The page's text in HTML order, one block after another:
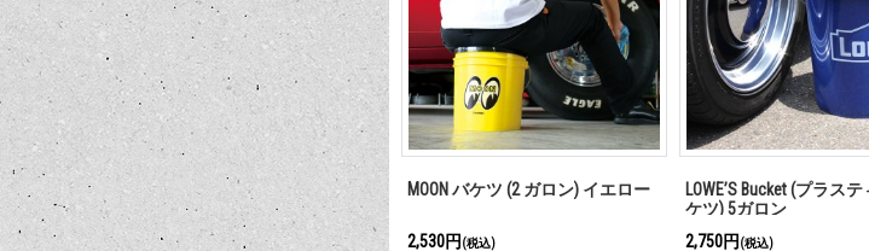
ガロン(7.57L) HOME DEPOT バケツ
2,640円 (税込)
MOON バケツ (2 ガロン) イエロー
2,530円 (税込)
LOWE’S Bucket (プラス
ケツ) 5ガロン
2,750円 (税込)